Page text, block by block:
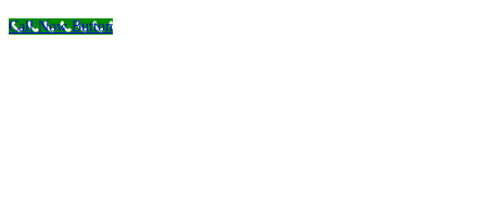
Call Now Button